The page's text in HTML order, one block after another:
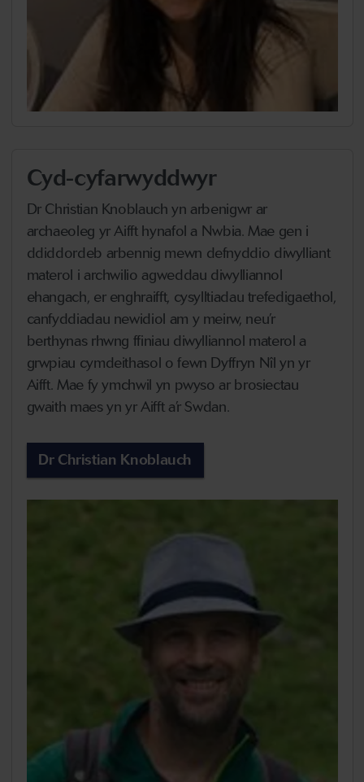
Cyd-cyfarwyddwyr
Dr Christian Knoblauch yn arbenigwr ar
archaeoleg yr Aifft hynafol a Nwbia. Mae gen i
ddiddordeb arbennig mewn defnyddio diwylliant
materol i archwilio agweddau diwylliannol
ehangach, er enghraifft, cysylltiadau trefedigaethol,
canfyddiadau newidiol am y meirw, neu’r
berthynas rhwng ffiniau diwylliannol materol a
grwpiau cymdeithasol o fewn Dyffryn Nîl yn yr
Aifft. Mae fy ymchwil yn pwyso ar brosiectau
gwaith maes yn yr Aifft a’r Swdan.
Dr Christian Knoblauch